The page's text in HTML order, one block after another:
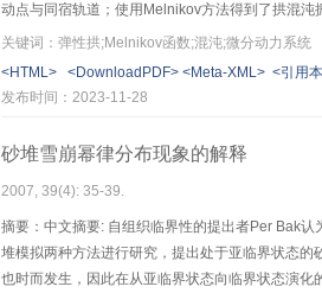
动点与同宿轨道；使用Melnikov方法得到了拱混
性，并以此判定
关键词：弹性拱;Melnikov函数;混沌;微分动力系统
<HTML>
<DownloadPDF> <Meta-XML> <引用
发布时间：2023-11-28
砂堆雪崩幂律分布现象的解释
2007, 39(4): 35-39.
摘要：中文摘要: 自组织临界性的提出者Per Bak
堆模拟两种方法进行研究，提出处于亚临界状态
也时而发生，因此在从亚临界状态向临界状态演